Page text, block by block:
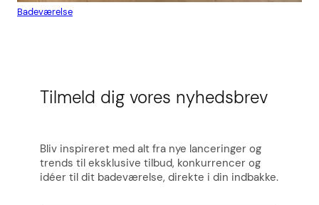
Badeværelse
Tilmeld dig vores nyhedsbrev
Bliv inspireret med alt fra nye lanceringer og
trends til eksklusive tilbud, konkurrencer og
idéer til dit badeværelse, direkte i din indbakke.